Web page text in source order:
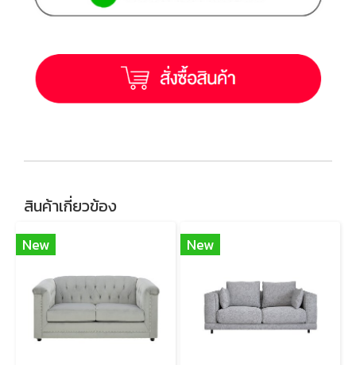
สินค้าเกี่ยวข้อง
New New